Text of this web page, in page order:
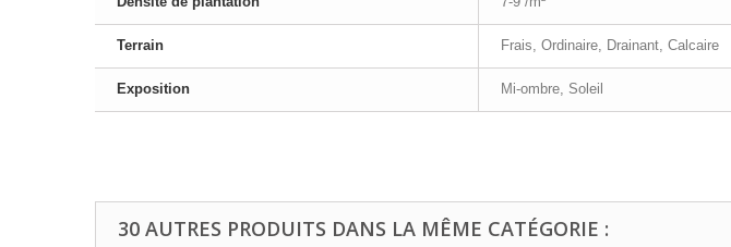
Terrain Frais, Ordinaire, Drainant, Calcaire
Exposition Mi-ombre, Soleil
30 AUTRES PRODUITS DANS LA MÊME CATÉGORIE :